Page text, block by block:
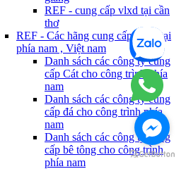
REF - cung cấp vlxd tại cần
thơ
REF - Các hãng cung cấp Vlxd tại
phía nam , Việt nam
Danh sách các công ty cung
cấp Cát cho công trình phía
nam
Danh sách các công ty cung
cấp đá cho công trình phía
nam
Danh sách các công ty cung
cấp bê tông cho công trình
phía nam